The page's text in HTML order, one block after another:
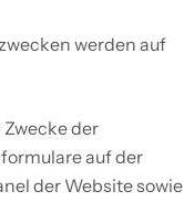
werden auf
der
auf der
der Website sowie